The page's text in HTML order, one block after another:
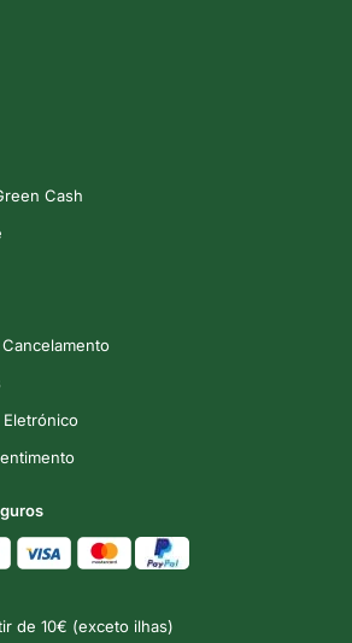
Cash
Eletrónico
de 10€ (exceto ilhas)